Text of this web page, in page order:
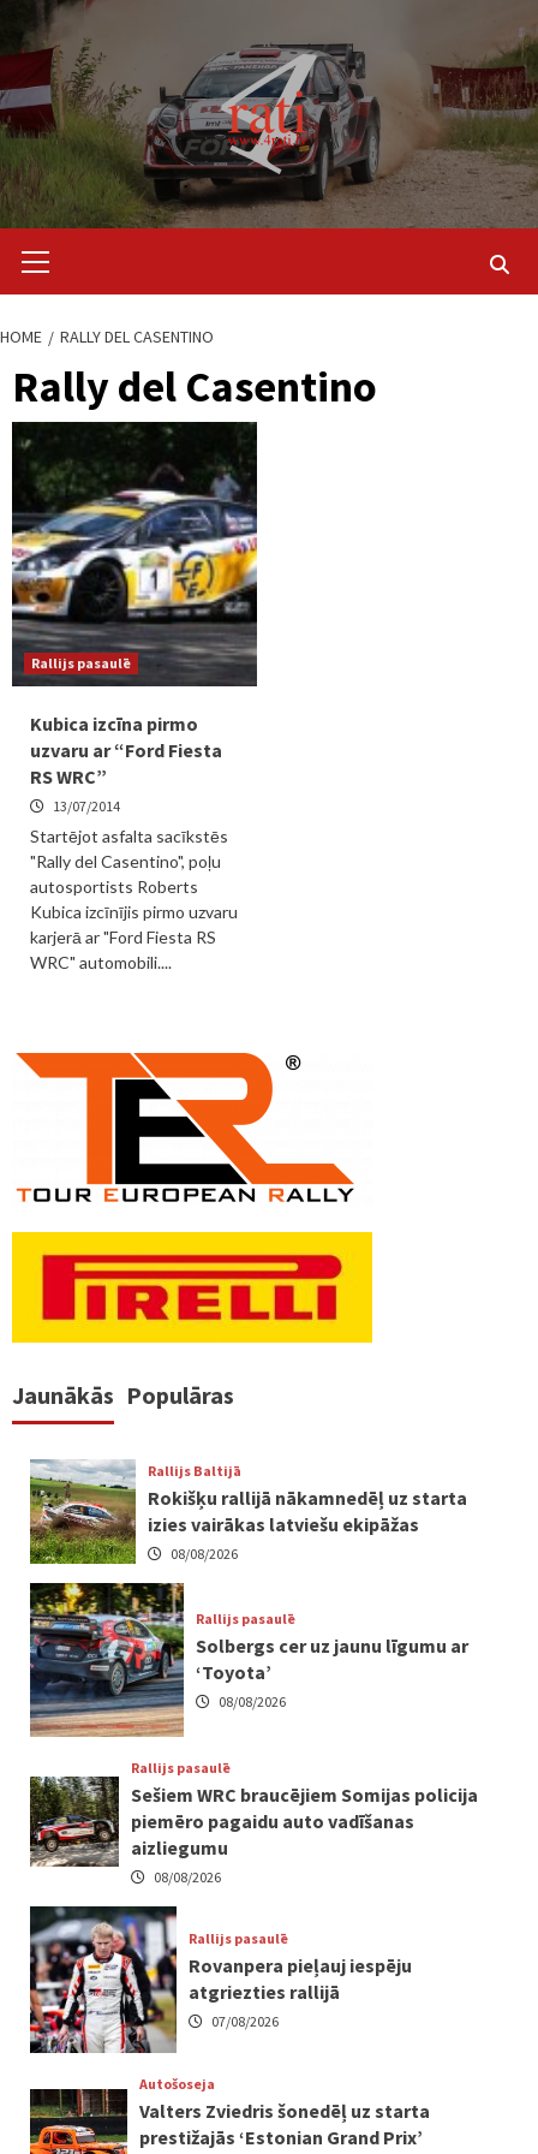
content
Menu
HOME RALLY DEL CASENTINO
Rally del Casentino
Rallijs pasaulē
Kubica izcīna pirmo
uzvaru ar “Ford Fiesta
RS WRC”
13/07/2014
Startējot asfalta sacīkstēs
"Rally del Casentino", poļu
autosportists Roberts
Kubica izcīnījis pirmo uzvaru
karjerā ar "Ford Fiesta RS
WRC" automobili....
Jaunākās Populāras
Rallijs Baltijā
Rokišķu rallijā nākamnedēļ uz starta
izies vairākas latviešu ekipāžas
08/08/2026
Rallijs pasaulē
Solbergs cer uz jaunu līgumu ar
‘Toyota’
08/08/2026
Rallijs pasaulē
Sešiem WRC braucējiem Somijas policija
piemēro pagaidu auto vadīšanas
aizliegumu
08/08/2026
Rallijs pasaulē
Rovanpera pieļauj iespēju
atgriezties rallijā
07/08/2026
Autošoseja
Valters Zviedris šonedēļ uz starta
prestižajās ‘Estonian Grand Prix’